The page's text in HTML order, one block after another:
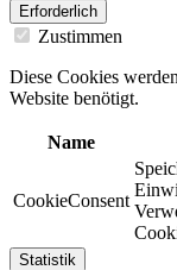
Erforderlich
Zustimmen
Diese Cookies
Website benötigt.
Name
CookieConsent
Statistik